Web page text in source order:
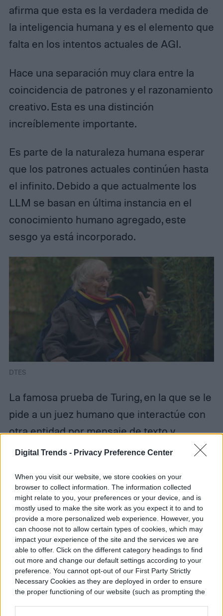
Digital Trends - Privacy Preference Center
When you visit our website, we store cookies on your
browser to collect information. The information collected
might relate to you, your preferences or your device, and is
mostly used to make the site work as you expect it to and to
provide a more personalized web experience. However, you
can choose not to allow certain types of cookies, which may
impact your experience of the site and the services we are
able to offer. Click on the different category headings to find
out more and change our default settings according to your
preference. You cannot opt-out of our First Party Strictly
Necessary Cookies as they are deployed in order to ensure
the proper functioning of our website (such as prompting the
afirma que esta es la verdadera medida de
la inteligencia humana y es el elemento que
falta en los intentos actuales de AGI.
Hace una separación muy clara entre la
coincidencia de patrones y el razonamiento
creativo. Esta es una distinción
increíblemente importante.
Es parte de la naturaleza humana esperar
que los patrones actuales continúen hasta
el infinito. Debido a que actualmente los
LLM se basan en última instancia en el
conocimiento humano agregado, este
sesgo ya está incorporado.
DTES
La famosa prueba de Turing, en la que se le
pide a un juez humano que interactúe con
otra entidad por mensaje de texto y
determine si el encuestado es humano o
«probar» la capacidad de la IA para
comparar su progreso.